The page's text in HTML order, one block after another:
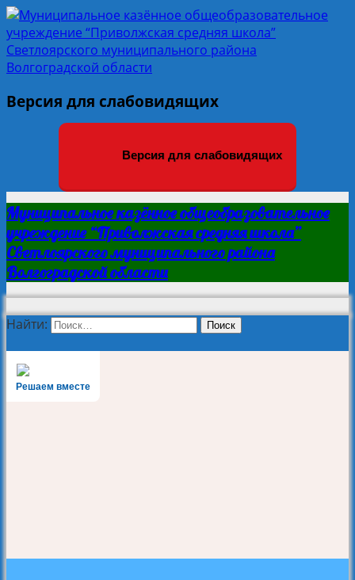
Версия для слабовидящих
Версия для слабовидящих
Муниципальное казённое общеобразовательное
учреждение “Приволжская средняя школа”
Светлоярского муниципального района
Волгоградской области
Найти:
Решаем вместе